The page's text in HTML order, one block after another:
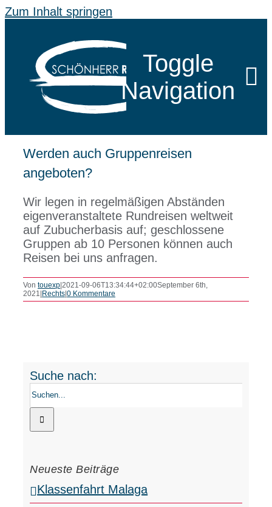
Zum Inhalt springen
Toggle
Navigation
Werden auch Gruppenreisen
angeboten?
Wir legen in regelmäßigen Abständen
eigenveranstaltete Rundreisen weltweit
auf Zubucherbasis auf; geschlossene
Gruppen ab 10 Personen können auch
Reisen bei uns anfragen.
Von touexp|2021-09-06T13:34:44+02:00September 6th,
2021 |Rechts|0 Kommentare
Suche nach:
Neueste Beiträge
Klassenfahrt Malaga